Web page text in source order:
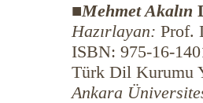
■Mehmet Akalın
Hazırlayan: Prof.
ISBN: 975-16-
Türk Dil Kurumu
Ankara